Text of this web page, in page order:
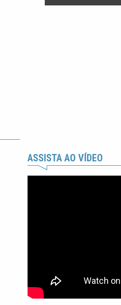
ASSISTA AO VÍDEO